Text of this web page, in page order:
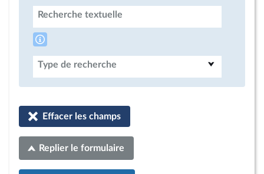
Recherche textuelle
Type de recherche
Effacer les champs
Replier le formulaire